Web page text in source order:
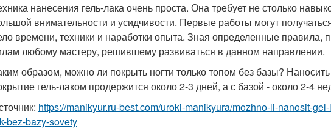
нанесения гель-лака очень проста. Она требует не столько
внимательности и усидчивости. Первые работы могут
времени, техники и наработки опыта. Зная определенные правила,
любому мастеру, решившему развиваться в данном направлении.
образом, можно ли покрыть ногти только топом без базы?
гель-лаком продержится около 2-3 дней, а с базой - около 2-4
https://manikyur.ru-best.com/uroki-manikyura/mozhno-li-nanosit-
bez-bazy-sovety